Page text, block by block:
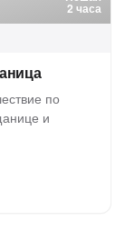
2 часа
по
и